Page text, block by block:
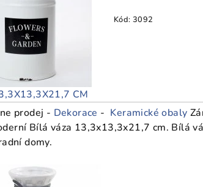
Kód: 3092
CM
prodej - Dekorace - Keramické obaly
Bílá váza 13,3x13,3x21,7 cm. Bílá
domy.